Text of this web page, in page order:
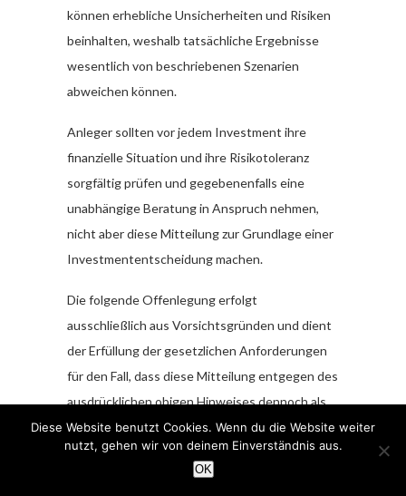
können erhebliche Unsicherheiten und Risiken
beinhalten, weshalb tatsächliche Ergebnisse
wesentlich von beschriebenen Szenarien
abweichen können.
Anleger sollten vor jedem Investment ihre
finanzielle Situation und ihre Risikotoleranz
sorgfältig prüfen und gegebenenfalls eine
unabhängige Beratung in Anspruch nehmen,
nicht aber diese Mitteilung zur Grundlage einer
Investmententscheidung machen.
Die folgende Offenlegung erfolgt
ausschließlich aus Vorsichtsgründen und dient
der Erfüllung der gesetzlichen Anforderungen
für den Fall, dass diese Mitteilung entgegen des
ausdrücklichen obigen Hinweises dennoch als
eine Anlageempfehlung aufgefasst werden
sollte:
Diese Website benutzt Cookies. Wenn du die Website weiter
nutzt, gehen wir von deinem Einverständnis aus.
OK